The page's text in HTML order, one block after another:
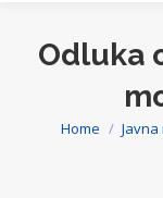
Odluka
You are
Home